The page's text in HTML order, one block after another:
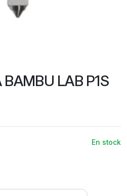
BAMBU LAB P1S
En stock